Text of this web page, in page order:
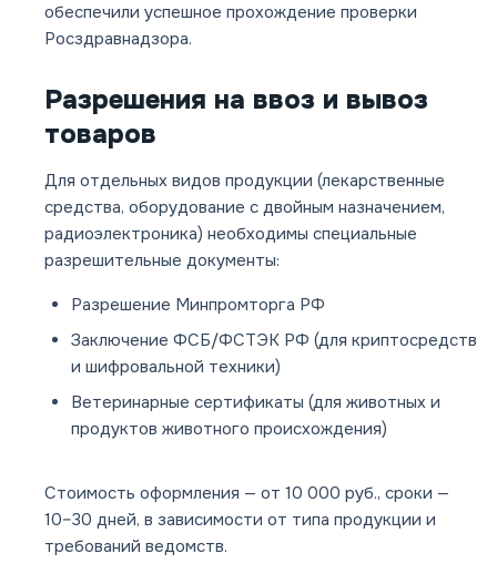
обеспечили успешное прохождение проверки
Росздравнадзора.
Разрешения на ввоз и вывоз
товаров
Для отдельных видов продукции (лекарственные
средства, оборудование с двойным назначением,
радиоэлектроника) необходимы специальные
разрешительные документы:
Разрешение Минпромторга РФ
Заключение ФСБ/ФСТЭК РФ (для криптосредств
и шифровальной техники)
Ветеринарные сертификаты (для животных и
продуктов животного происхождения)
Стоимость оформления — от 10 000 руб., сроки —
10–30 дней, в зависимости от типа продукции и
требований ведомств.